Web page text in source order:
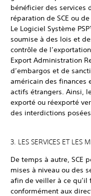
bénéficier des services
réparation de SCE ou
Le Logiciel Système
soumise à des lois et
contrôle de
Export Administration
d’embargos et de
américain des finances
actifs étrangers. Ainsi,
exporté ou réexporté
des interdictions
3. LES SERVICES ET LES
De temps à autre, SCE
mises à niveau ou des
afin de veiller à ce
conformément aux